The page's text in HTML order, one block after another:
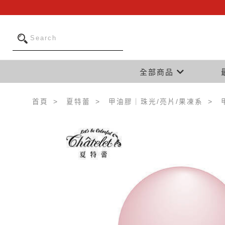
全部商品
首頁 夏特蕾 甲油膠｜珠光/亮片/果凍系